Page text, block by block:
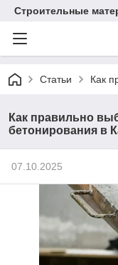
Строительные
Статьи Как
Как правильно
бетонирования в
07.10.2025